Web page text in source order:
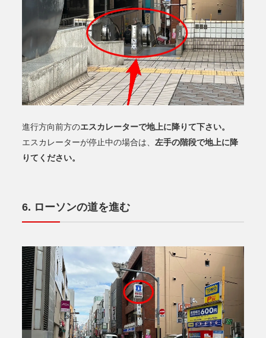
進行方向前方のエスカレーターで地上に降りて下さい。
エスカレーターが停止中の場合は、 左手の階段で地上に降
りてください。
ローソンの道を進む